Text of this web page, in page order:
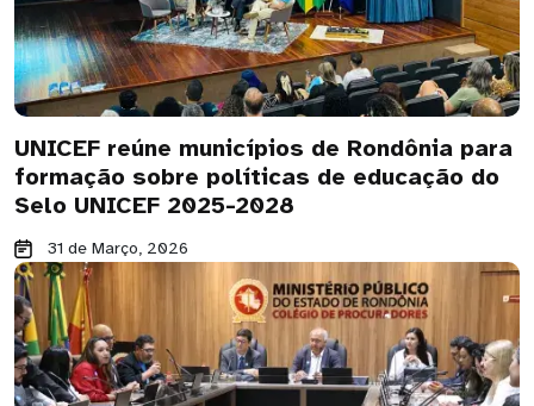
UNICEF reúne municípios de Rondônia para
formação sobre políticas de educação do
Selo UNICEF 2025-2028
31 de Março, 2026